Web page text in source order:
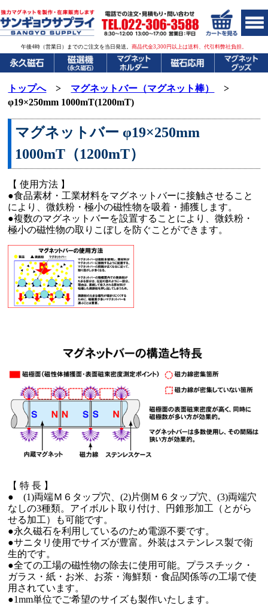
午後4時（営業日）までのご注文を当日発送。 商品代金3,300円以上は送料、代引料弊社負担。
トップへ> マグネットバー（マグネット棒）
>
φ19×250mm 1000mT(1200mT)
マグネットバー φ19×250mm
1000mT（1200mT）
【 使用方法 】
●食品素材・工業材料をマグネットバーに接触させること
により、微鉄粉・極小の磁性物を吸着・捕獲します。
●複数のマグネットバーを設置することにより、微鉄粉・
極小の磁性物の取りこぼしを防ぐことができます。
【 特 長 】
● (1)両端Ｍ６タップ穴、(2)片側Ｍ６タップ穴、(3)両端穴
なしの3種類。アイボルト取り付け、円錐形加工（とがら
せる加工）も可能です。
●永久磁石を利用しているのため電源不要です。
●サニタリ使用でサイズが豊富。外装はステンレス製で衛
生的です。
●全ての工場の磁性物の除去に使用可能。プラスチック・
ガラス・紙・お米、お茶・海鮮類・食品関係等の工場で使
用されています。
●1mm単位でご希望のサイズも製作いたします。